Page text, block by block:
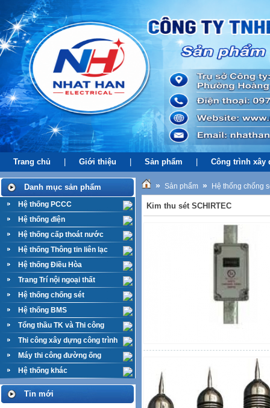
Trang chủ Giới thiệu Sản phẩm Công trình xây
Danh mục sản phẩm
Hệ thống PCCC
Hệ thống điện
Hệ thống cấp thoát nước
Hệ thống Thông tin liên lạc
Hệ thống Điều Hòa
Trang Trí nội ngoại thất
Hệ thống chống sét
Hệ thống BMS
Tổng thầu TK và Thi công
M&E
Thi công xây dựng công trình
Máy thi công đường ống
Hệ thống khác
Tin mới
» Sản phẩm » Hệ thống chống
Kim thu sét SCHIRTEC